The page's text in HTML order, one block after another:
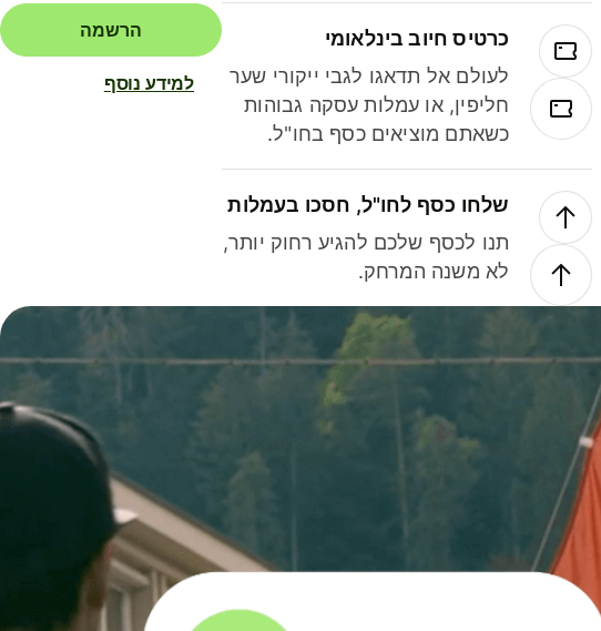
כרטיס חיוב בינלאומי
לעולם אל תדאגו לגבי ייקורי שער
חליפין, או עמלות עסקה גבוהות
כשאתם מוציאים כסף בחו"ל.
שלחו כסף לחו"ל, חסכו בעמלות
תנו לכסף שלכם להגיע רחוק יותר,
לא משנה המרחק.
הרשמה
למידע נוסף